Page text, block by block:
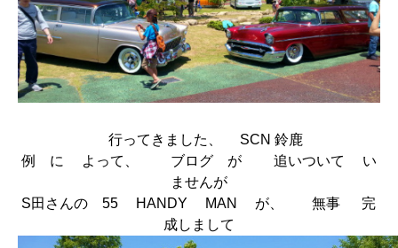
行ってきました、 SCN 鈴鹿
例 に よって、 ブログ が 追いついて い
ませんが
S田さんの 55 HANDY MAN が、 無事 完
成しまして